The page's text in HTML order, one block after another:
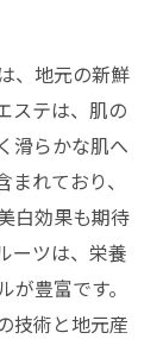
、地元の新鮮
ステは、肌の
滑らかな肌へ
れており、
白効果も期待
ーツは、栄養
豊富です。
技術と地元産